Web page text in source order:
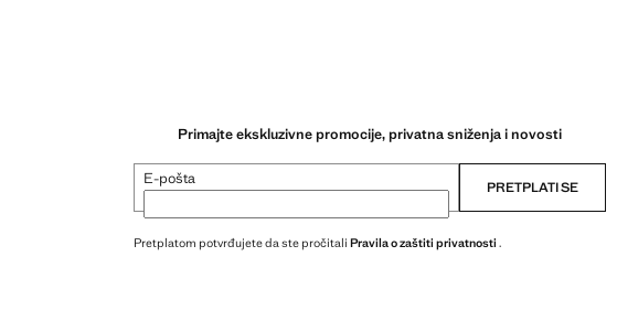
Primajte ekskluzivne promocije, privatna sniženja i novosti
E-pošta PRETPLATI SE
Pretplatom potvrđujete da ste pročitali Pravila o zaštiti privatnosti .